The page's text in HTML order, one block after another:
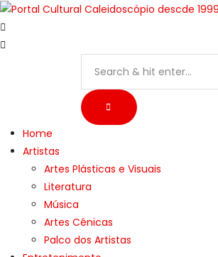
Skip
to
content
Home
Artistas
Artes Plásticas e Visuais
Literatura
Música
Artes Cênicas
Palco dos Artistas